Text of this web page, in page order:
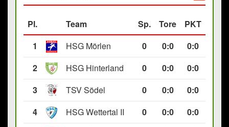
Pl. Team Sp. Tore
PKT
1
HSG Mörlen 0 0:0
0:0
2
HSG Hinterland 0 0:0
0:0
3
TSV Södel 0 0:0
0:0
4
HSG Wettertal II 0 0:0
0:0